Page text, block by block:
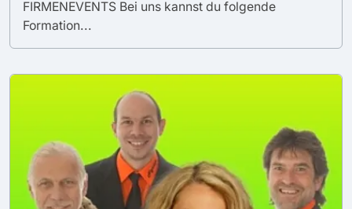
FIRMENEVENTS Bei uns kannst du folgende
Formation...